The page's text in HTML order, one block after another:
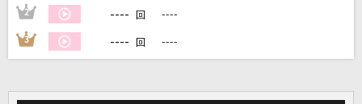
2 ---- 回 ----
3 ---- 回 ----